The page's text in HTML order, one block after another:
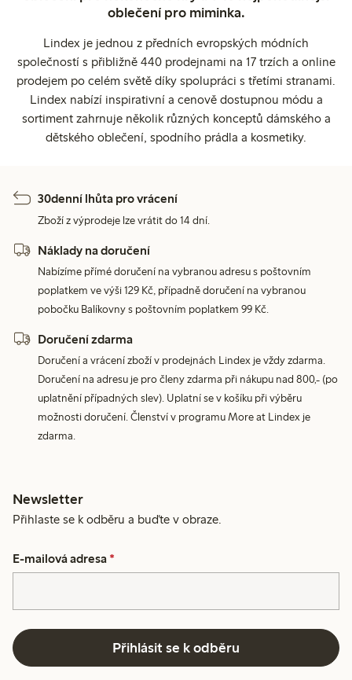
oblečení pro miminka.
Lindex je jednou z předních evropských módních
společností s přibližně 440 prodejnami na 17 trzích a online
prodejem po celém světě díky spolupráci s třetími stranami.
Lindex nabízí inspirativní a cenově dostupnou módu a
sortiment zahrnuje několik různých konceptů dámského a
dětského oblečení, spodního prádla a kosmetiky.
30denní lhůta pro vrácení
Zboží z výprodeje lze vrátit do 14 dní.
Náklady na doručení
Nabízíme přímé doručení na vybranou adresu s poštovním
poplatkem ve výši 129 Kč, případně doručení na vybranou
pobočku Balíkovny s poštovním poplatkem 99 Kč.
Doručení zdarma
Doručení a vrácení zboží v prodejnách Lindex je vždy zdarma.
Doručení na adresu je pro členy zdarma při nákupu nad 800,- (po
uplatnění případných slev). Uplatní se v košíku při výběru
možnosti doručení. Členství v programu More at Lindex je
zdarma.
Newsletter
Přihlaste se k odběru a buďte v obraze.
E-mailová adresa *
Přihlásit se k odběru